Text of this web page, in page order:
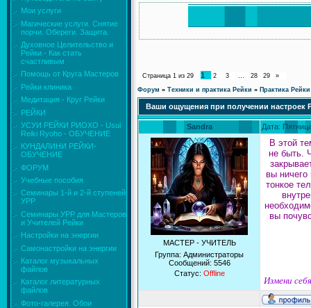
Мои услуги
Магические услуги. Снятие
порчи. Обереги. Защита.
Духовное Целительство и
Рейки - Как стать
счастливым
Помощь от Круга Мастеров
Рейки клиника
Медитация - Круг Рейки
РЕЙКИ
УСУИ РЕЙКИ РИОХО - Usui
Reiki Ryoho - ОБУЧЕНИЕ
КУНДАЛИНИ РЕЙКИ-
ОБУЧЕНИЕ
ФОРУМ
Учебные пособия
Семинары 1-й и 2-й ступеней
УРР
Семинары УРР для Мастеров
и Учителей Рейки
Настройки на энергии
Самонастройки на энергии
Каталог музыкальных
файлов
Каталог литературных
файлов
Фото-галерея. Обои
Страница 1 из 29 1 2 3 … 28 29
»
Форум » Техники и практика Рейки » Практика
Ваши ощущения при получении настроек
Sandra Дата:
МАСТЕР - УЧИТЕЛЬ
Группа: Администраторы
Сообщений: 5546
Статус: Offline
В этой
не быть.
вы ничего
тонкое
вы
Измени